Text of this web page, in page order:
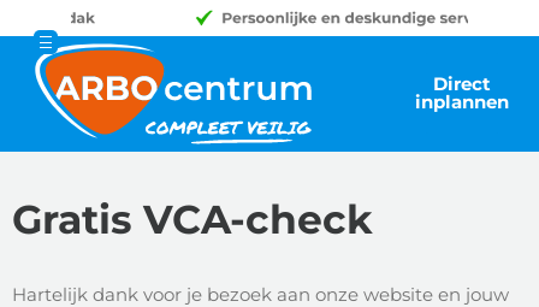
Direct
inplannen
Gratis VCA-check
Hartelijk dank voor je bezoek aan onze website en jouw